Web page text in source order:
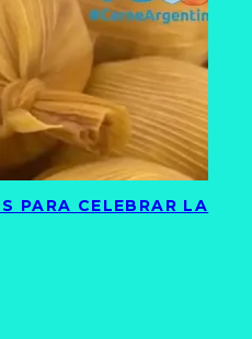
PARA CELEBRAR LA